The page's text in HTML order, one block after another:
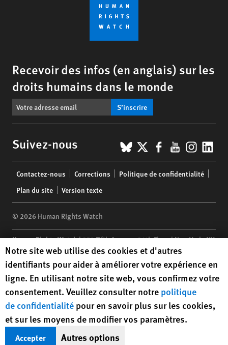
Recevoir des infos (en anglais) sur les
droits humains dans le monde
S’inscrire
Suivez-nous BlueSky
X Facebook
YouTube
menu
Contactez-nous Corrections
Politique de confidentialité
Plan du site
Version texte
© 2026 Human Rights Watch
Human Rights Watch| 350 Fifth Avenue, 34th Floor | New York,NY
10118-3299USA |t1.212.290.4700
Human Rights Watchis a 501(C)(3) nonprofit registered in the US
under EIN: 13-2875808
Human Rights Watch cookie preferences
Notre site web utilise des cookies et d'autres
identifiants pour aider à améliorer votre expérience en
ligne. En utilisant notre site web, vous confirmez votre
consentement. Veuillez consulter notre politique
de confidentialité pour en savoir plus sur les cookies,
et sur les moyens de modifier vos paramètres.
Accepter Autres options